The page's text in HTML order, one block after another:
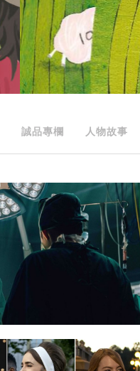
誠品專欄 人物故事